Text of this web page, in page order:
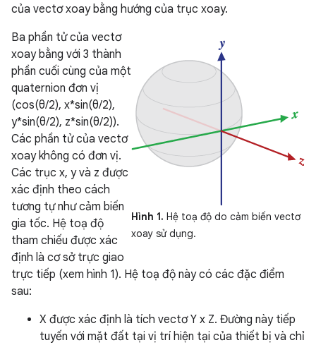
của vectơ xoay bằng hướng của trục xoay.
Hình 1. Hệ toạ độ do cảm biến vectơ
xoay sử dụng.
Ba phần tử của vectơ
xoay bằng với 3 thành
phần cuối cùng của một
quaternion đơn vị
(cos(θ/2), x*sin(θ/2),
y*sin(θ/2), z*sin(θ/2)).
Các phần tử của vectơ
xoay không có đơn vị.
Các trục x, y và z được
xác định theo cách
tương tự như cảm biến
gia tốc. Hệ toạ độ
tham chiếu được xác
định là cơ sở trực giao
trực tiếp (xem hình 1). Hệ toạ độ này có các đặc điểm
sau:
X được xác định là tích vectơ Y x Z. Đường này tiếp
tuyến với mặt đất tại vị trí hiện tại của thiết bị và chỉ